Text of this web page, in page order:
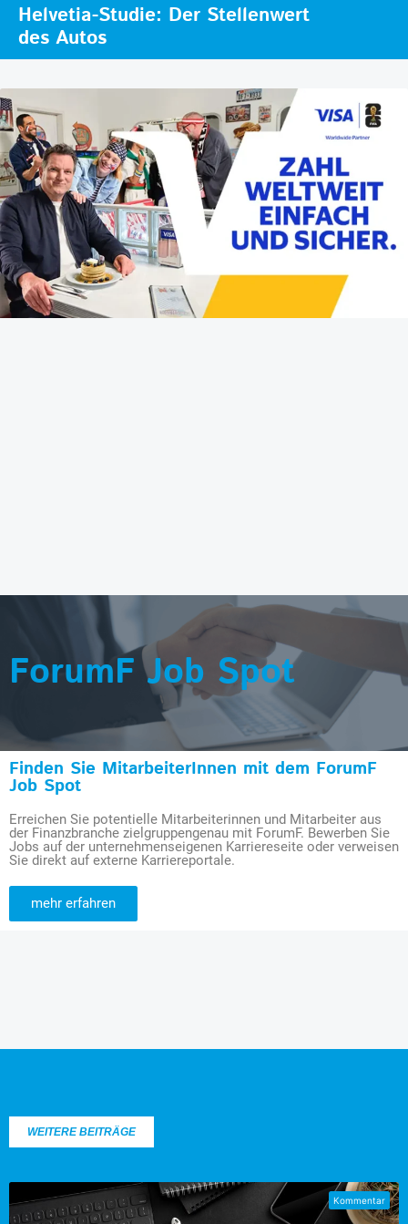
Helvetia-Studie: Der Stellenwert
des Autos
ForumF Job Spot
Finden Sie MitarbeiterInnen mit dem ForumF
Job Spot
Erreichen Sie potentielle Mitarbeiterinnen und Mitarbeiter aus
der Finanzbranche zielgruppengenau mit ForumF. Bewerben Sie
Jobs auf der unternehmenseigenen Karriereseite oder verweisen
Sie direkt auf externe Karriereportale.
mehr erfahren
WEITERE BEITRÄGE